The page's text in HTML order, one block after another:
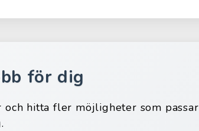
för dig
hitta fler möjligheter som passar